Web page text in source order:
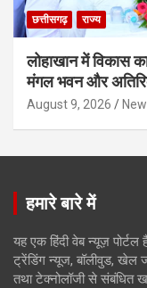
छत्तीसगढ़ राज्य
लोहाखान में विकास
मंगल भवन और
August 9, 2026
हमारे बारे में
यह एक हिंदी वेब न्यूज़
ट्रेंडिंग न्यूज, बॉलीवुड, खेल
तथा टेक्नोलॉजी से संबंधित